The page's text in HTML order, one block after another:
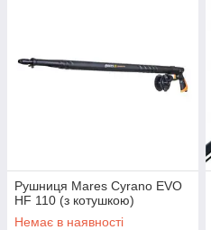
Рушниця Mares Cyrano EVO
HF 110 (з котушкою)
Немає в наявності